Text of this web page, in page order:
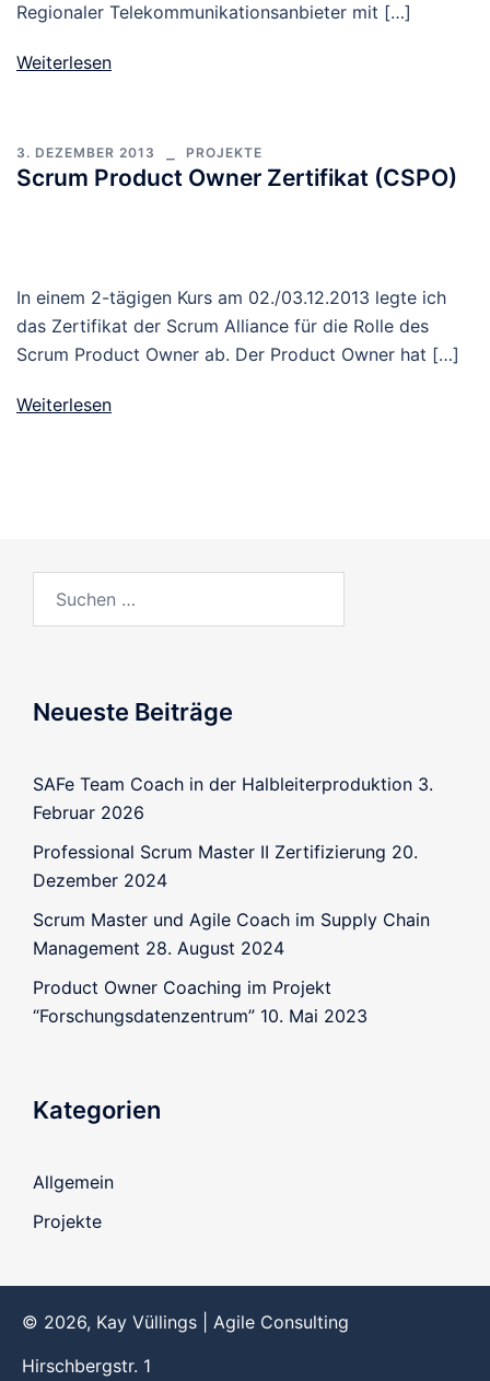
Regionaler Telekommunikationsanbieter mit […]
Weiterlesen
3. DEZEMBER 2013 PROJEKTE
Scrum Product Owner Zertifikat (CSPO)
In einem 2-tägigen Kurs am 02./03.12.2013 legte ich
das Zertifikat der Scrum Alliance für die Rolle des
Scrum Product Owner ab. Der Product Owner hat […]
Weiterlesen
Neueste Beiträge
SAFe Team Coach in der Halbleiterproduktion 3.
Februar 2026
Professional Scrum Master II Zertifizierung 20.
Dezember 2024
Scrum Master und Agile Coach im Supply Chain
Management 28. August 2024
Product Owner Coaching im Projekt
“Forschungsdatenzentrum” 10. Mai 2023
Kategorien
Allgemein
Projekte
© 2026, Kay Vüllings | Agile Consulting
Hirschbergstr. 1